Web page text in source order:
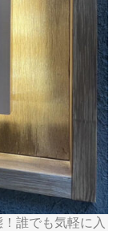
誰でも気軽に入